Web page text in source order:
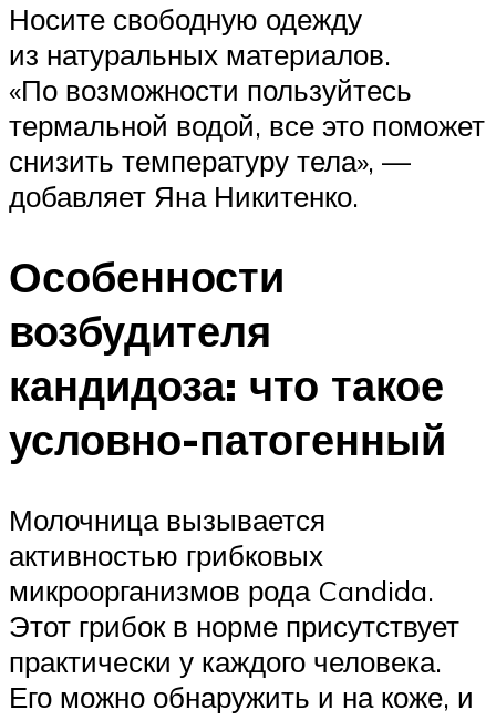
Носите свободную одежду
из натуральных материалов.
«По возможности пользуйтесь
термальной водой, все это поможет
снизить температуру тела», —
добавляет Яна Никитенко.
Особенности
возбудителя
кандидоза: что такое
условно-патогенный
Молочница вызывается
активностью грибковых
микроорганизмов рода Candida.
Этот грибок в норме присутствует
практически у каждого человека.
Его можно обнаружить и на коже, и